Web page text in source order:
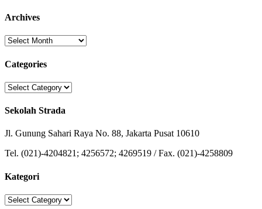
Archives
Archives
Categories
Categories
Sekolah Strada
Jl. Gunung Sahari Raya No. 88, Jakarta Pusat 10610
Tel. (021)-4204821; 4256572; 4269519 / Fax. (021)-4258809
Kategori
Kategori